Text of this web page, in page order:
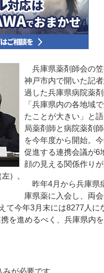
）、
兵庫県薬剤師会の笠
神戸市内で開いた記
過した兵庫県病院薬
「兵庫県内の各地域
たことが大きい」と
局薬剤師と病院薬剤
を今年度から開始。
促進する連携会議が6
顔の見える関係作り
昨年4月から兵庫県
庫県薬に入会し、両
て今年3月末には8277人に
を進めるべく、兵庫県内
が必要です。